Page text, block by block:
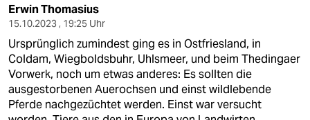
Erwin Thomasius
15.10.2023 , 19:25 Uhr
Ursprünglich zumindest ging es in Ostfriesland, in
Coldam, Wiegboldsbuhr, Uhlsmeer, und beim Thedingaer
Vorwerk, noch um etwas anderes: Es sollten die
ausgestorbenen Auerochsen und einst wildlebende
Pferde nachgezüchtet werden. Einst war versucht